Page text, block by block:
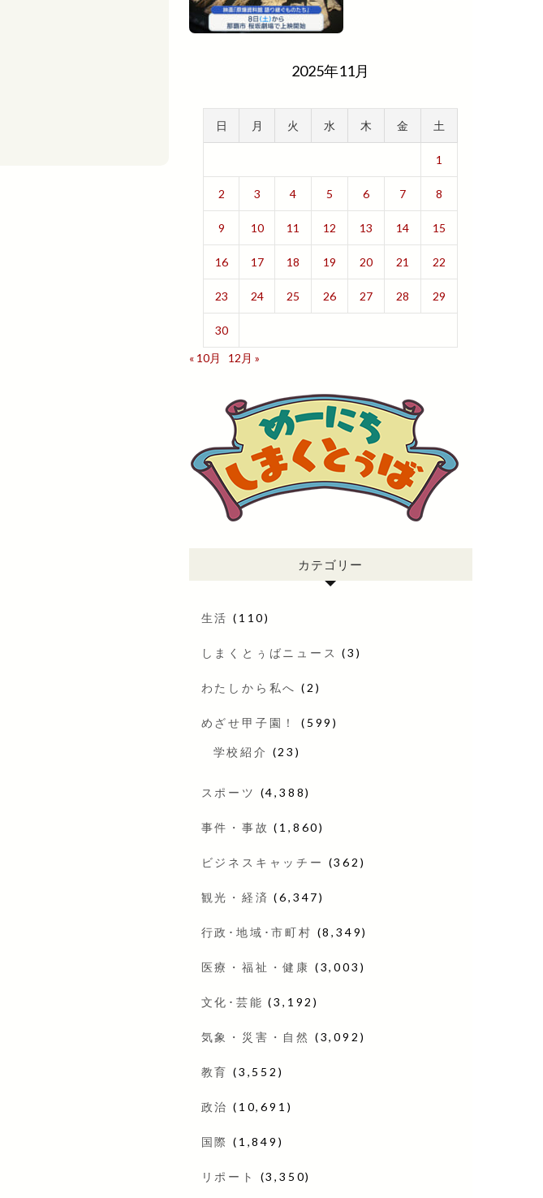
2025年11月
日 月 火 水 木 金 土
1
2 3 4 5 6 7 8
9 10 11 12 13 14 15
16 17 18 19 20 21 22
23 24 25 26 27 28 29
30
« 10月
12月 »
カテゴリー
生活 (110)
しまくとぅばニュース (3)
わたしから私へ (2)
めざせ甲子園！ (599)
学校紹介 (23)
スポーツ (4,388)
事件・事故 (1,860)
ビジネスキャッチー (362)
観光・経済 (6,347)
行政･地域･市町村 (8,349)
医療・福祉・健康 (3,003)
文化･芸能 (3,192)
気象・災害・自然 (3,092)
教育 (3,552)
政治 (10,691)
国際 (1,849)
リポート (3,350)